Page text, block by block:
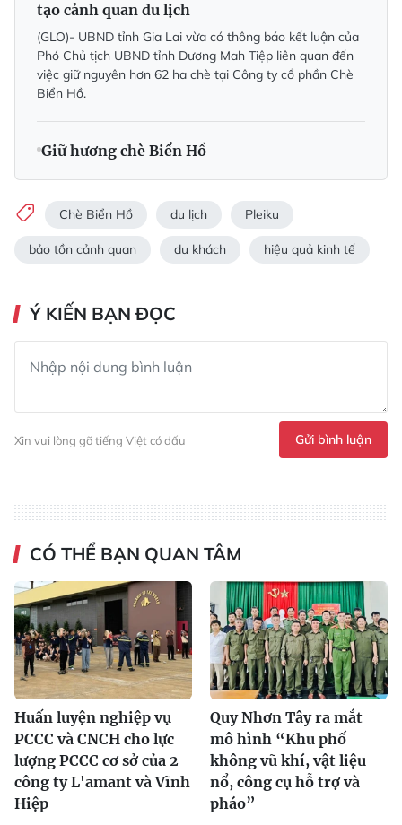
tạo cảnh quan du lịch
(GLO)- UBND tỉnh Gia Lai vừa có thông báo kết luận của
Phó Chủ tịch UBND tỉnh Dương Mah Tiệp liên quan đến
việc giữ nguyên hơn 62 ha chè tại Công ty cổ phần Chè
Biển Hồ.
Giữ hương chè Biển Hồ
Chè Biển Hồ du lịch Pleiku
bảo tồn cảnh quan du khách hiệu quả kinh tế
Ý KIẾN BẠN ĐỌC
Xin vui lòng gõ tiếng Việt có dấu Gửi bình luận
CÓ THỂ BẠN QUAN TÂM
Huấn luyện nghiệp vụ
PCCC và CNCH cho lực
lượng PCCC cơ sở của 2
công ty L'amant và Vĩnh
Hiệp
Quy Nhơn Tây ra mắt
mô hình “Khu phố
không vũ khí, vật liệu
nổ, công cụ hỗ trợ và
pháo”